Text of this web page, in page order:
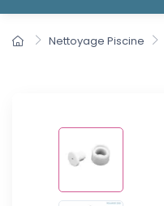
Nettoyage Piscine